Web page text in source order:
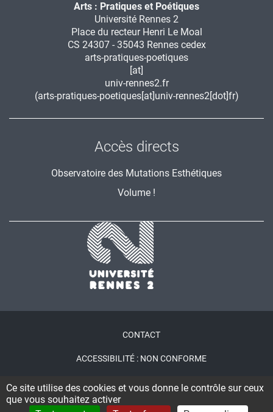
Ce site utilise des cookies et vous donne le contrôle sur ceux
que vous souhaitez activer
Arts : Pratiques et Poétiques
Université Rennes 2
Place du recteur Henri Le Moal
CS 24307 - 35043 Rennes cedex
arts-pratiques-poetiques
[at]
univ-rennes2.fr
(arts-pratiques-poetiques[at]univ-rennes2[dot]fr)
Accès directs
Observatoire des Mutations Esthétiques
Volume !
page
CONTACT
ACCESSIBILITÉ : NON CONFORME
PLAN DU SITE
CONNEXION